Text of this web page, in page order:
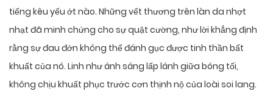
tiếng kêu yếu ớt nào. Những vết thương trên làn da nhợt
nhạt đã minh chứng cho sự quật cường, như lời khẳng định
rằng sự đau đớn không thể đánh gục được tinh thần bất
khuất của nó. Linh như ánh sáng lấp lánh giữa bóng tối,
không chịu khuất phục trước cơn thịnh nộ của loài soi lang.